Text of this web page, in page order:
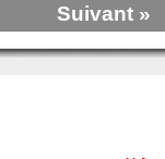
Suivant »